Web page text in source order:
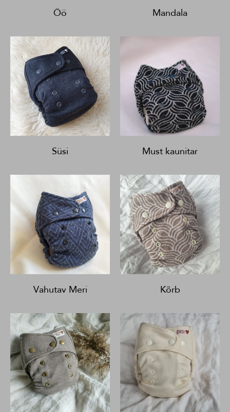
Öö Mandala
Süsi Must kaunitar
Vahutav Meri Kõrb